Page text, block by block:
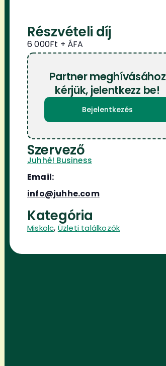
Részvételi díj
6 000Ft
Partner meghívásához
kérjük, jelentkezz be!
Bejelentkezés
Szervező
Juhhé! Business
Email:
info@juhhe.com
Kategória
Miskolc, Üzleti találkozók